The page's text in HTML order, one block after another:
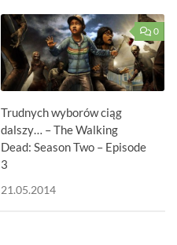
0
Trudnych wyborów ciąg
dalszy… – The Walking
Dead: Season Two – Episode
3
21.05.2014